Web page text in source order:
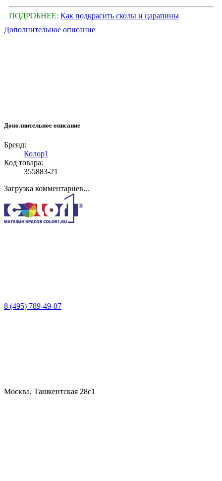
ПОДРОБНЕЕ: Как подкрасить сколы и царапины
Дополнительное описание
Дополнительное описание
Бренд:
Колор1
Код товара:
355883-21
Загрузка комментариев...
8 (495) 789-49-07
Москва, Ташкентская 28с1